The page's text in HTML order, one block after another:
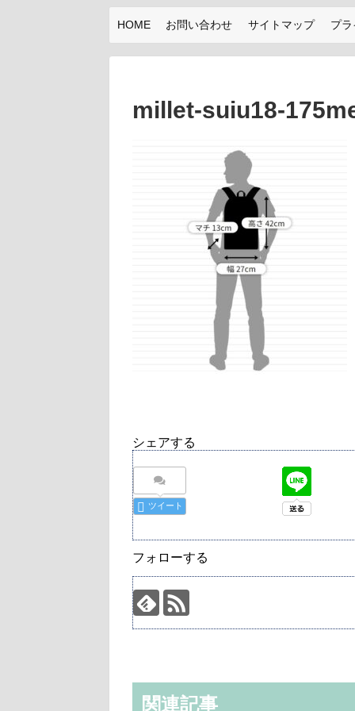
HOME お問い合わせ サイトマップ プ
millet-suiu18-
シェアする
ツイート
フォローする
関連記事